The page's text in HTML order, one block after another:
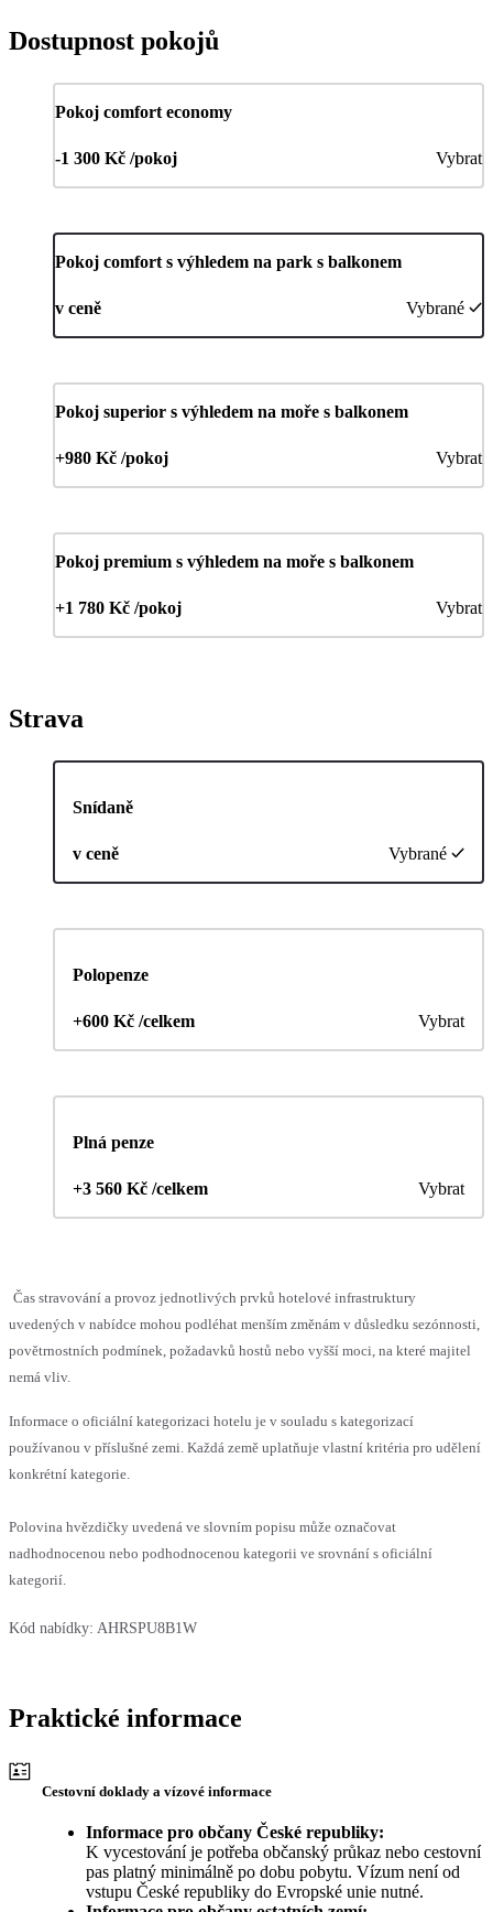
Dostupnost pokojů
Pokoj comfort economy
-1 300 Kč /pokoj Vybrat
Pokoj comfort s výhledem na park s balkonem
v ceně Vybrané
Pokoj superior s výhledem na moře s balkonem
+980 Kč /pokoj Vybrat
Pokoj premium s výhledem na moře s balkonem
+1 780 Kč /pokoj Vybrat
Strava
Snídaně
v ceně Vybrané
Polopenze
+600 Kč /celkem Vybrat
Plná penze
+3 560 Kč /celkem Vybrat
Čas stravování a provoz jednotlivých prvků hotelové infrastruktury
uvedených v nabídce mohou podléhat menším změnám v důsledku sezónnosti,
povětrnostních podmínek, požadavků hostů nebo vyšší moci, na které majitel
nemá vliv.
Informace o oficiální kategorizaci hotelu je v souladu s kategorizací
používanou v příslušné zemi. Každá země uplatňuje vlastní kritéria pro udělení
konkrétní kategorie.
Polovina hvězdičky uvedená ve slovním popisu může označovat
nadhodnocenou nebo podhodnocenou kategorii ve srovnání s oficiální
kategorií.
Kód nabídky: AHRSPU8B1W
Praktické informace
Cestovní doklady a vízové informace
Informace pro občany České republiky:
K vycestování je potřeba občanský průkaz nebo cestovní
pas platný minimálně po dobu pobytu. Vízum není od
vstupu České republiky do Evropské unie nutné.